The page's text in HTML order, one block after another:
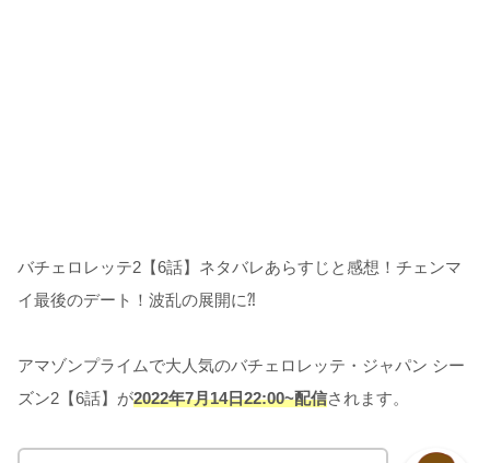
バチェロレッテ2【6話】ネタバレあらすじと感想！チェンマ
イ最後のデート！波乱の展開に⁈
アマゾンプライムで大人気のバチェロレッテ・ジャパン シー
ズン2【6話】が2022年7月14日22:00~配信されます。